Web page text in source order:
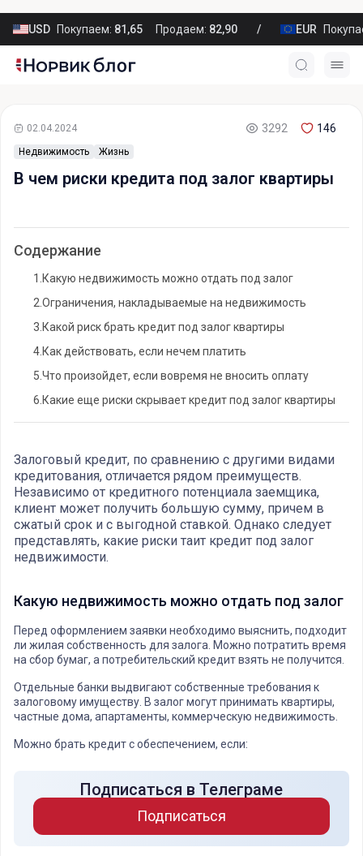
USD Покупаем: 81,65 Продаем: 82,90 EUR
Недвижимость Жизнь
02.04.2024 3292 146
В чем риски кредита под залог квартиры
Содержание
1. Какую недвижимость можно отдать под залог
2. Ограничения, накладываемые на недвижимость
3. Какой риск брать кредит под залог квартиры
4. Как действовать, если нечем платить
5. Что произойдет, если вовремя не вносить оплату
6. Какие еще риски скрывает кредит под залог квартиры
Залоговый кредит, по сравнению с другими видами
кредитования, отличается рядом преимуществ.
Независимо от кредитного потенциала заемщика,
клиент может получить большую сумму, причем в
сжатый срок и с выгодной ставкой. Однако следует
представлять, какие риски таит кредит под залог
недвижимости.
Какую недвижимость можно отдать под залог
Перед оформлением заявки необходимо выяснить, подходит
ли жилая собственность для залога. Можно потратить время
на сбор бумаг, а потребительский кредит взять не получится.
Отдельные банки выдвигают собственные требования к
залоговому имуществу. В залог могут принимать квартиры,
частные дома, апартаменты, коммерческую недвижимость.
Можно брать кредит с обеспечением, если:
Подписаться в Телеграме
Подписаться